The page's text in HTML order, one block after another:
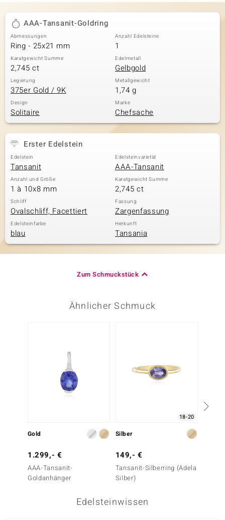
AAA-Tansanit-Goldring
Abmessungen
Ring - 25x21 mm
Anzahl Edelsteine
1
Karatgewicht Summe
2,745 ct
Edelmetall
Gelbgold
Legierung
375er Gold / 9K
Metallgewicht
1,74 g
Design
Solitaire
Marke
Chefsache
Erster Edelstein
Edelstein
Tansanit
Edelsteinvarietät
AAA-Tansanit
Anzahl und Größe
1 à 10x8 mm
Karatgewicht Summe
2,745 ct
Schliff
Ovalschliff, Facettiert
Fassung
Zargenfassung
Edelsteinfarbe
blau
Herkunft
Tansania
Zum Schmuckstück
Ähnlicher Schmuck
Gold
1.299,- €
AAA-Tansanit-
Goldanhänger
18-20
Silber
149,- €
Tansanit-Silberring (Adela
Silber)
Edelsteinwissen